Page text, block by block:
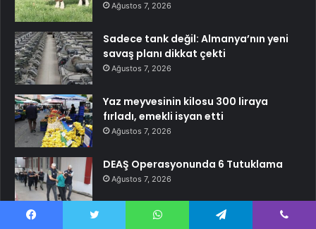
Ağustos 7, 2026
Sadece tank değil: Almanya’nın yeni
savaş planı dikkat çekti
Ağustos 7, 2026
Yaz meyvesinin kilosu 300 liraya
fırladı, emekli isyan etti
Ağustos 7, 2026
DEAŞ Operasyonunda 6 Tutuklama
Ağustos 7, 2026